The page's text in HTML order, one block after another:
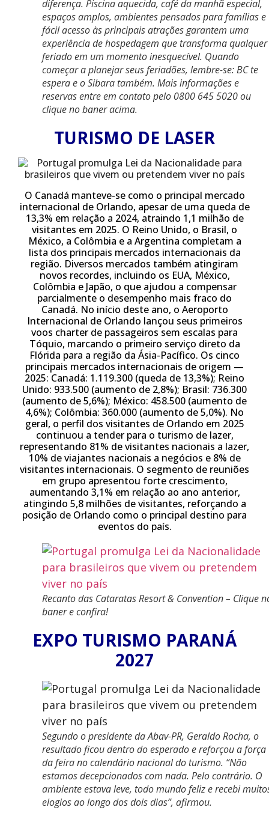
diferença. Piscina aquecida, café da manhã especial,
espaços amplos, ambientes pensados para famílias e
fácil acesso às principais atrações garantem uma
experiência de hospedagem que transforma qualquer
feriado em um momento inesquecível. Quando
começar a planejar seus feriadões, lembre-se: BC te
espera e o Sibara também. Mais informações e
reservas entre em contato pelo 0800 645 5020 ou
clique no baner acima.
TURISMO DE LASER
O Canadá manteve-se como o principal mercado
internacional de Orlando, apesar de uma queda de
13,3% em relação a 2024, atraindo 1,1 milhão de
visitantes em 2025. O Reino Unido, o Brasil, o
México, a Colômbia e a Argentina completam a
lista dos principais mercados internacionais da
região. Diversos mercados também atingiram
novos recordes, incluindo os EUA, México,
Colômbia e Japão, o que ajudou a compensar
parcialmente o desempenho mais fraco do
Canadá. No início deste ano, o Aeroporto
Internacional de Orlando lançou seus primeiros
voos charter de passageiros sem escalas para
Tóquio, marcando o primeiro serviço direto da
Flórida para a região da Ásia-Pacífico. Os cinco
principais mercados internacionais de origem —
2025: Canadá: 1.119.300 (queda de 13,3%); Reino
Unido: 933.500 (aumento de 2,8%); Brasil: 736.300
(aumento de 5,6%); México: 458.500 (aumento de
4,6%); Colômbia: 360.000 (aumento de 5,0%). No
geral, o perfil dos visitantes de Orlando em 2025
continuou a tender para o turismo de lazer,
representando 81% de visitantes nacionais a lazer,
10% de viajantes nacionais a negócios e 8% de
visitantes internacionais. O segmento de reuniões
em grupo apresentou forte crescimento,
aumentando 3,1% em relação ao ano anterior,
atingindo 5,8 milhões de visitantes, reforçando a
posição de Orlando como o principal destino para
eventos do país.
Recanto das Cataratas Resort & Convention – Clique
baner e confira!
EXPO TURISMO PARANÁ
2027
Segundo o presidente da Abav-PR, Geraldo Rocha, o
resultado ficou dentro do esperado e reforçou a força
da feira no calendário nacional do turismo. “Não
estamos decepcionados com nada. Pelo contrário. O
ambiente estava leve, todo mundo feliz e recebi
elogios ao longo dos dois dias”, afirmou.